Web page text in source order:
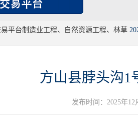
平台制造业工程、自然资源工程、林草
方山县脖头沟1
发布时间：2025年12